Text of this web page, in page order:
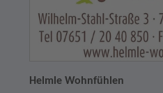
Helmle Wohnfühlen